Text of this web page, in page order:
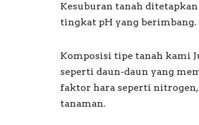
Kesuburan tanah
tingkat pH yang berimbang.
Komposisi tipe tanah kami
seperti daun-daun yang
faktor hara seperti
tanaman.